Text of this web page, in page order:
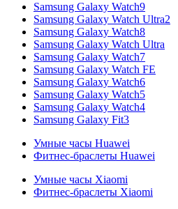
Samsung Galaxy Watch9
Samsung Galaxy Watch Ultra2
Samsung Galaxy Watch8
Samsung Galaxy Watch Ultra
Samsung Galaxy Watch7
Samsung Galaxy Watch FE
Samsung Galaxy Watch6
Samsung Galaxy Watch5
Samsung Galaxy Watch4
Samsung Galaxy Fit3
Умные часы Huawei
Фитнес-браслеты Huawei
Умные часы Xiaomi
Фитнес-браслеты Xiaomi